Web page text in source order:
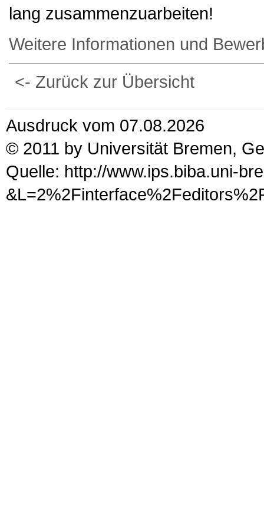
lang zusammenzuarbeiten!
Weitere Informationen und
<- Zurück zur Übersicht
Ausdruck vom 07.08.2026
© 2011 by Universität Bremen,
Quelle: http://www.ips.biba.uni-